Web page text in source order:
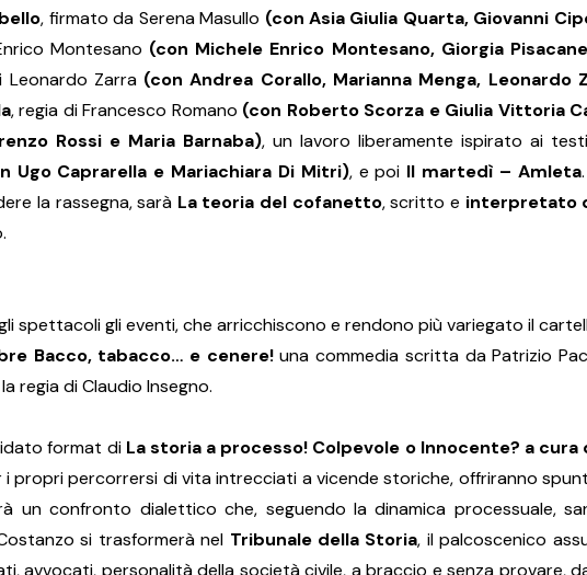
, firmato da Serena Masullo (con Asia Giulia Quarta, Giovanni
Montesano (con Michele Enrico Montesano, Giorgia
Leonardo Zarra (con Andrea Corallo, Marianna Menga, Leonardo
, regia di Francesco Romano (con Roberto Scorza e Giulia Vittoria
Rossi e Maria Barnaba), un lavoro liberamente ispirato ai
Ugo Caprarella e Mariachiara Di Mitri), e poi Il martedì – Amleta
la rassegna, sarà La teoria del cofanetto, scritto e interpretato
spettacoli gli eventi, che arricchiscono e rendono più variegato il
Bacco, tabacco… e cenere!una commedia scritta da Patrizio
regia di Claudio Insegno.
format diLa storia a processo! Colpevole o Innocente? a cura
percorrersi di vita intrecciati a vicende storiche, offriranno
un confronto dialettico che, seguendo la dinamica processuale,
si trasformerà nel Tribunale della Storia, il palcoscenico
avvocati, personalità della società civile, a braccio e senza provare,